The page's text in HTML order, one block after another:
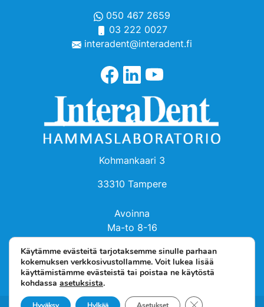
050 467 2659
03 222 0027
interadent@interadent.fi
Kohmankaari 3
33310 Tampere
Avoinna
Ma-to 8-16
Käytämme evästeitä tarjotaksemme sinulle parhaan
kokemuksen verkkosivustollamme. Voit lukea lisää
käyttämistämme evästeistä tai poistaa ne käytöstä
kohdassa asetuksista.
Sulje evästebanneri